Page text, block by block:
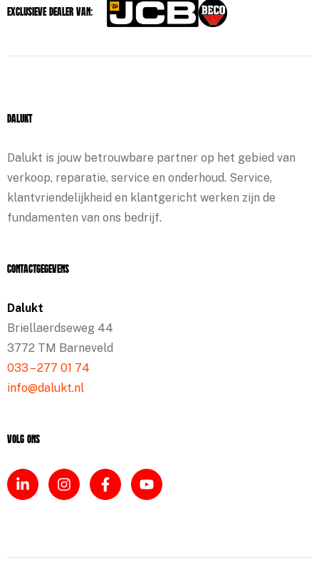
Exclusieve dealer van:
Dalukt
Dalukt is jouw betrouwbare partner op het gebied van
verkoop, reparatie, service en onderhoud. Service,
klantvriendelijkheid en klantgericht werken zijn de
fundamenten van ons bedrijf.
Contactgegevens
Dalukt
Briellaerdseweg 44
3772 TM Barneveld
033 – 277 01 74
info@dalukt.nl
Volg ons